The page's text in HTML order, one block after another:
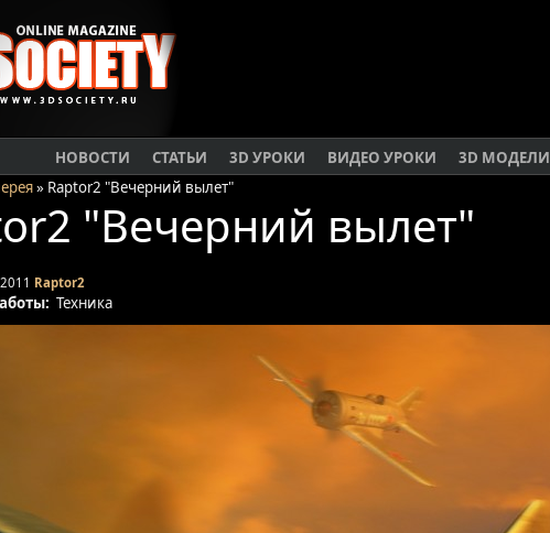
НОВОСТИ СТАТЬИ 3D УРОКИ ВИДЕО УРОКИ 3D МОДЕЛИ
» Raptor2 "Вечерний вылет"
"Вечерний вылет"
Raptor2
Техника